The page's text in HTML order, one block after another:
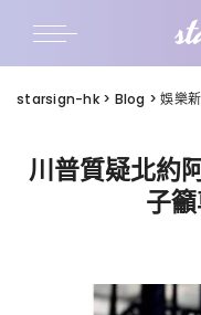
starsign-hk> Blog >娛樂
川普質疑北約
子